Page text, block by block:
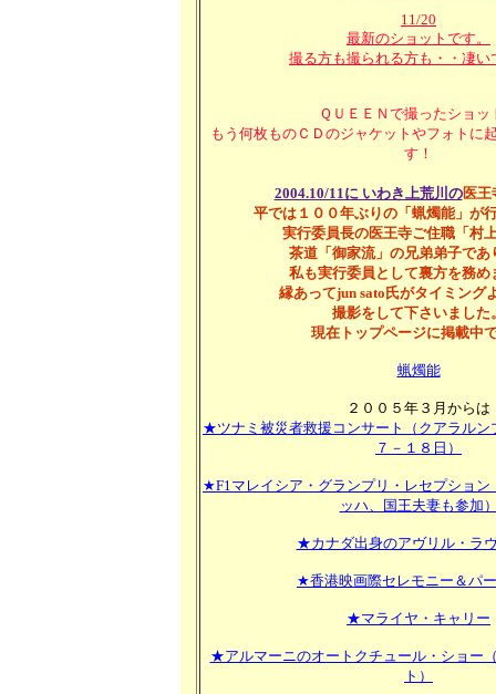
11/20
最新のショットです。
撮る方も撮られる方も・・凄い
ＱＵＥＥＮで撮ったショッ
もう何枚ものＣＤのジャケットやフォトに
す！
2004.10/11に いわき上荒川の医王
平では１００年ぶりの「蝋燭能」が
実行委員長の医王寺ご住職「村
茶道「御家流」の兄弟弟子であ
私も実行委員として裏方を務め
縁あってjun sato氏がタイミング
撮影をして下さいました
現在トップページに掲載中
蝋燭能
２００５年３月からは
★ツナミ被災者救援コンサート（クアラルン
７－１８日）
★F1マレイシア・グランプリ・レセプション
ッハ、国王夫妻も参加
★カナダ出身のアヴリル・ラ
★香港映画際セレモニー＆パ
★マライヤ・キャリー
★アルマーニのオートクチュール・ショー
ト）